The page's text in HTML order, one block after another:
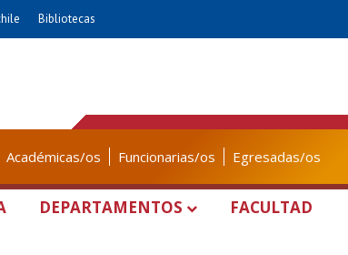
Bibliotecas
Académicas/os Funcionarias/os Egresadas/os
DEPARTAMENTOS FACULTAD